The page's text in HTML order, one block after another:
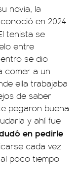
novia, la
en 2024
tenista se
entre
se dio
comer a un
ella trabajaba
de saber
pegaron buena
y ahí fue
en pedirle
cada vez
poco tiempo